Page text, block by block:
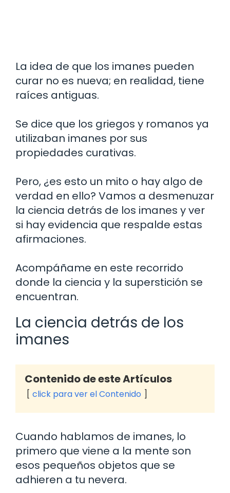
La idea de que los imanes pueden
curar no es nueva; en realidad, tiene
raíces antiguas.
Se dice que los griegos y romanos ya
utilizaban imanes por sus
propiedades curativas.
Pero, ¿es esto un mito o hay algo de
verdad en ello? Vamos a desmenuzar
la ciencia detrás de los imanes y ver
si hay evidencia que respalde estas
afirmaciones.
Acompáñame en este recorrido
donde la ciencia y la superstición se
encuentran.
La ciencia detrás de los
imanes
Contenido de este Artículos
click para ver el Contenido
Cuando hablamos de imanes, lo
primero que viene a la mente son
esos pequeños objetos que se
adhieren a tu nevera.